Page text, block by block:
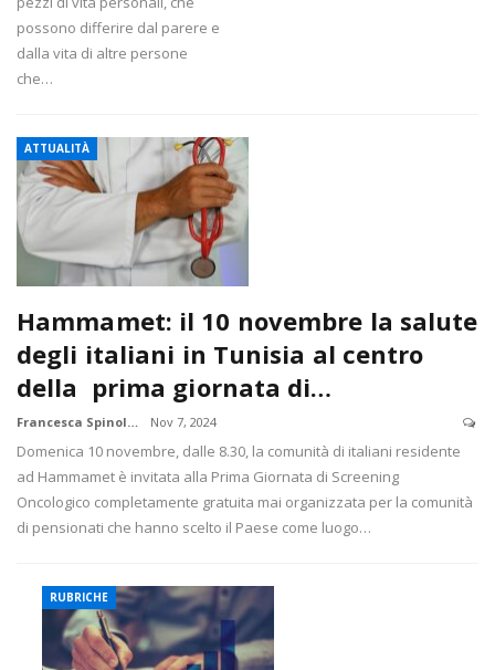
possono differire dal parere e
dalla vita di altre persone
che…
ATTUALITÀ
Hammamet: il 10 novembre la salute
degli italiani in Tunisia al centro
della prima giornata di…
Francesca Spinola Nov 7, 2024
Domenica 10 novembre, dalle 8.30, la comunità di italiani residente
ad Hammamet è invitata alla Prima Giornata di Screening
Oncologico completamente gratuita mai organizzata per la comunità
di pensionati che hanno scelto il Paese come luogo…
RUBRICHE